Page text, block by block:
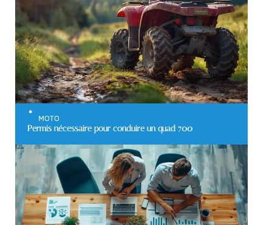
MOTO
Permis nécessaire pour conduire un quad 700